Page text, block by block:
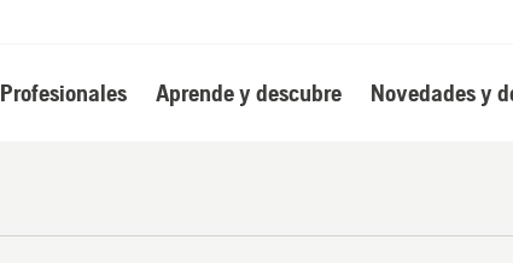
Profesionales Aprende y descubre Novedades y